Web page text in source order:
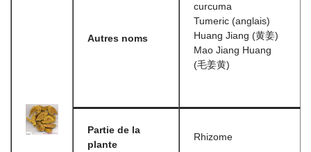
Autres noms
curcuma
Tumeric (anglais)
Huang Jiang (黄姜)
Mao Jiang Huang
(毛姜黄)
Partie de la
plante
Rhizome